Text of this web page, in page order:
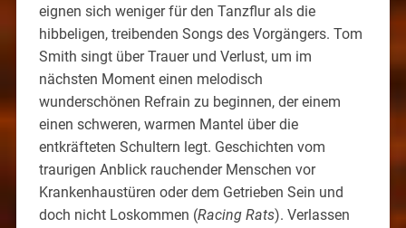
eignen sich weniger für den Tanzflur als die
hibbeligen, treibenden Songs des Vorgängers. Tom
Smith singt über Trauer und Verlust, um im
nächsten Moment einen melodisch
wunderschönen Refrain zu beginnen, der einem
einen schweren, warmen Mantel über die
entkräfteten Schultern legt. Geschichten vom
traurigen Anblick rauchender Menschen vor
Krankenhaustüren oder dem Getrieben Sein und
doch nicht Loskommen (Racing Rats). Verlassen